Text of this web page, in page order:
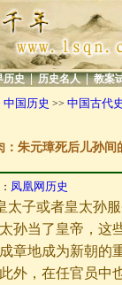
历史 | 历史名人 | 教案
中国历史 >> 中国古代史
：朱元璋死后儿孙间
凤凰网历史
太子或者皇太孙
孙当了皇帝，这
章地成为新朝的
外，在任官员中